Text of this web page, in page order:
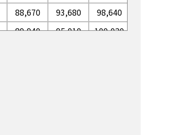
88,670 93,680 98,640
89,940 95,010 100,020